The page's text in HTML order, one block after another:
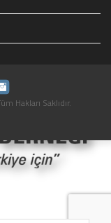
Hakları Saklıdır.